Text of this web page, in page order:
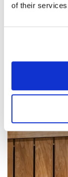
of their